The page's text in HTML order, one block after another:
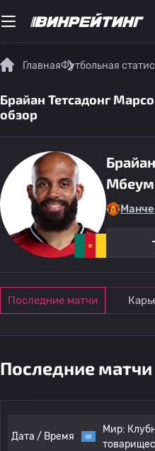
ГлавнаяФутбольная
Брайан Тетсадонг
обзор
Последние матчи
Последние матчи
Дата / Время
Мир: